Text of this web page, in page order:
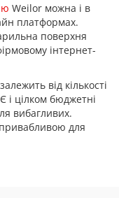
Weilor можна і в
платформах.
поверхня
інтернет-
від кількості
і цілком бюджетні
вибагливих.
для